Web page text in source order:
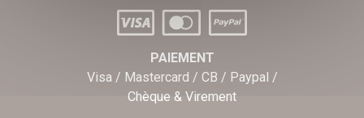
PAIEMENT
Visa / Mastercard / CB / Paypal /
Chèque & Virement